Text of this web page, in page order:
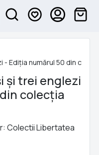
Ediția numărul 50 din
și trei englezi
colecția
Colectii Libertatea